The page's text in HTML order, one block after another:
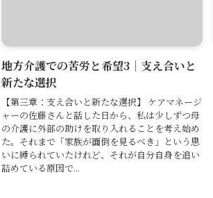
地方介護での苦労と希望3｜支え合いと
新たな選択
【第三章：支え合いと新たな選択】 ケアマネージ
ャーの佐藤さんと話した日から、私は少しずつ母
の介護に外部の助けを取り入れることを考え始め
た。それまで「家族が面倒を見るべき」という思
いに縛られていたけれど、それが自分自身を追い
詰めている原因で...